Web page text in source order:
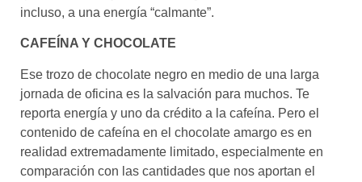
incluso, a una energía “calmante”.
CAFEÍNA Y CHOCOLATE
Ese trozo de chocolate negro en medio de una larga
jornada de oficina es la salvación para muchos. Te
reporta energía y uno da crédito a la cafeína. Pero el
contenido de cafeína en el chocolate amargo es en
realidad extremadamente limitado, especialmente en
comparación con las cantidades que nos aportan el